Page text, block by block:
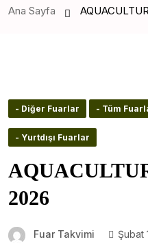
Ana Sayfa
- Diğer Fuarlar - Tüm
- Yurtdışı Fuarlar
2026
Fuar Takvimi Şubat